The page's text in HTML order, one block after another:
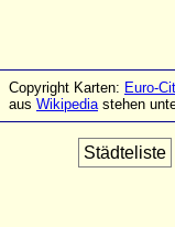
Copyright Karten: Euro-
aus Wikipediastehen
Städteliste